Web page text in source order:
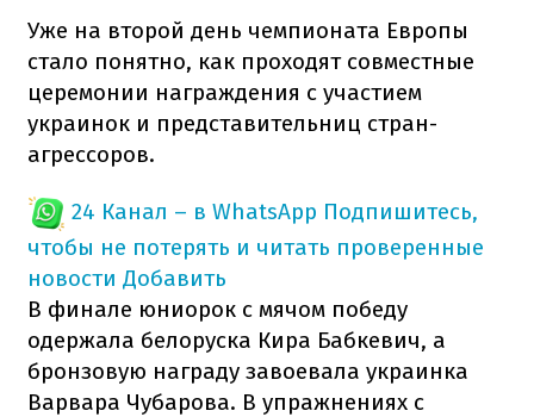
Уже на второй день чемпионата Европы
стало понятно, как проходят совместные
церемонии награждения с участием
украинок и представительниц стран-
агрессоров.
24 Канал – в WhatsApp Подпишитесь,
чтобы не потерять и читать проверенные
новости Добавить
В финале юниорок с мячом победу
одержала белоруска Кира Бабкевич, а
бронзовую награду завоевала украинка
Варвара Чубарова. В упражнениях с